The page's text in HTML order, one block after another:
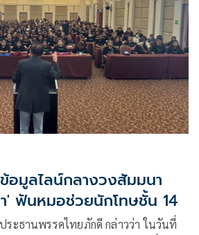
อมูลไลน์กลางวงสัมมนา
' ฟันหมอช่วยนักโทษชั้น 14
ระธานพรรคไทยภักดี กล่าวว่า ในวันที่